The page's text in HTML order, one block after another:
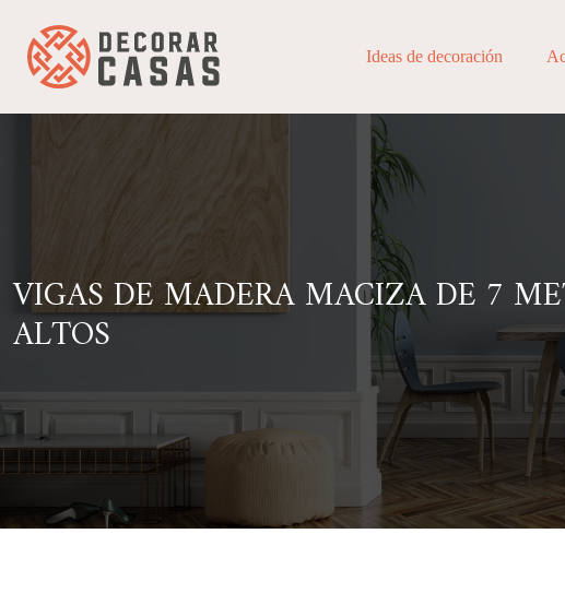
Ideas de decoración
VIGAS DE MADERA MACIZA DE 7
ALTOS